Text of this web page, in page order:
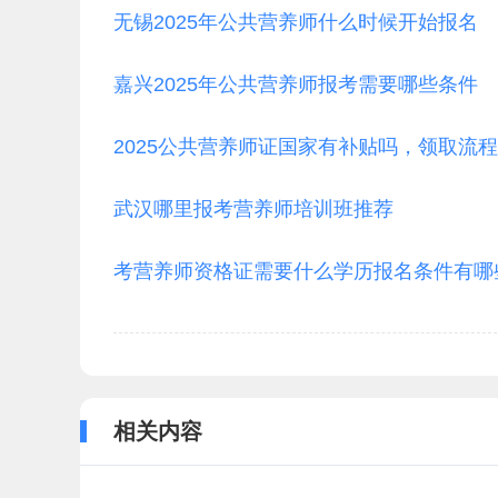
无锡2025年公共营养师什么时候开始报名
嘉兴2025年公共营养师报考需要哪些条件
2025公共营养师证国家有补贴吗，领取流
武汉哪里报考营养师培训班推荐
考营养师资格证需要什么学历报名条件有哪
相关内容